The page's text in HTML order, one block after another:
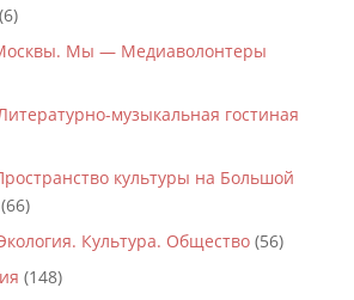
Мы — Медиаволонтеры
музыкальная гостиная
культуры на Большой
(66)
Культура. Общество(56)
(148)